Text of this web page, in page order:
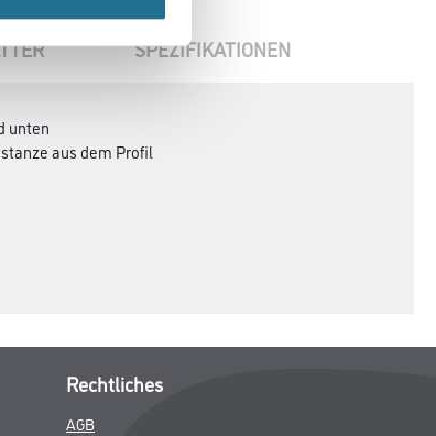
SPEZIFIKATIONEN
unten
aus dem Profil
Rechtliches
AGB